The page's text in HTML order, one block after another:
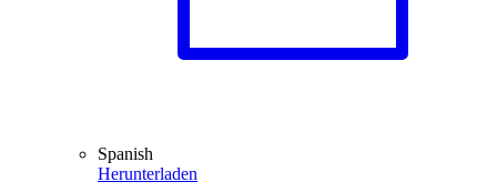
Spanish
Herunterladen